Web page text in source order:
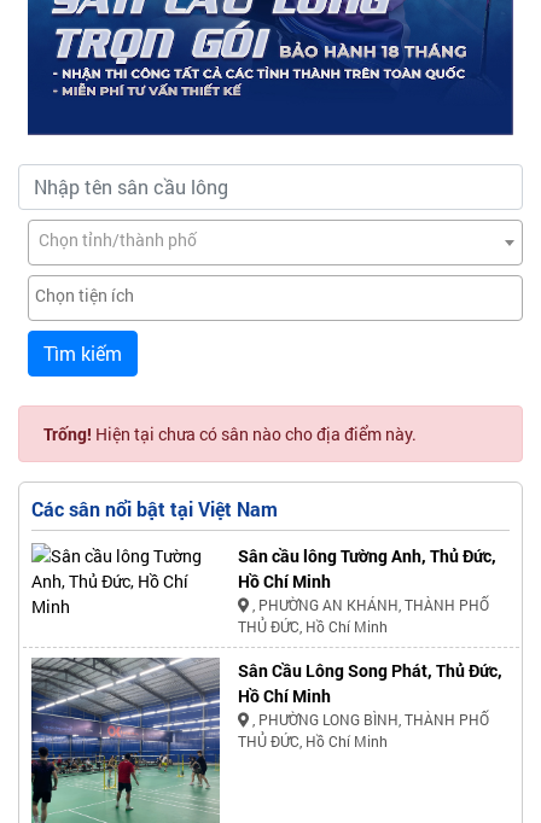
Chọn tỉnh/thành phố
Tìm kiếm
Trống! Hiện tại chưa có sân nào cho địa điểm này.
Các sân nổi bật tại Việt Nam
Sân cầu lông Tường Anh, Thủ Đức,
Hồ Chí Minh
, PHƯỜNG AN KHÁNH, THÀNH PHỐ
THỦ ĐỨC, Hồ Chí Minh
Sân Cầu Lông Song Phát, Thủ Đức,
Hồ Chí Minh
, PHƯỜNG LONG BÌNH, THÀNH PHỐ
THỦ ĐỨC, Hồ Chí Minh